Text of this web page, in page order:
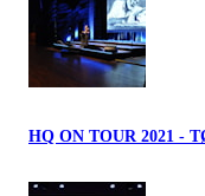
HQ ON TOUR 2021 -